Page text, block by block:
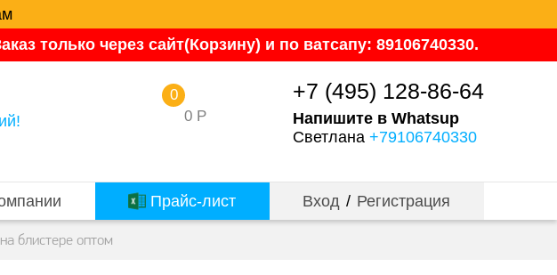
только через сайт(Корзину) и по ватсапу: 89106740330.
0 Р
0 +7 (495) 128-86-64
Напишите в Whatsup
Светлана +79106740330
Прайс-лист Вход / Регистрация
блистере оптом